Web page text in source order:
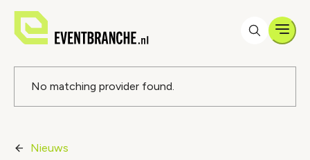
Foutmelding
No matching provider found.
Nieuws